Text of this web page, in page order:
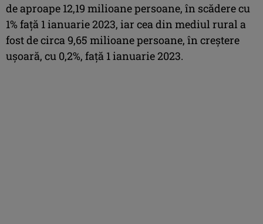
de aproape 12,19 milioane persoane, în scădere cu
1% faţă 1 ianuarie 2023, iar cea din mediul rural a
fost de circa 9,65 milioane persoane, în creştere
uşoară, cu 0,2%, faţă 1 ianuarie 2023.